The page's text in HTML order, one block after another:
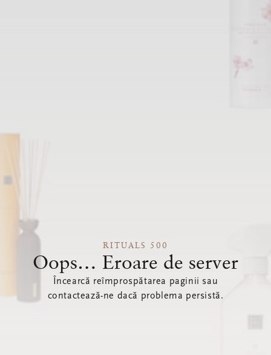
RITUALS 500
Oops… Eroare de server
Încearcă reîmprospătarea paginii sau
contactează-ne dacă problema persistă.